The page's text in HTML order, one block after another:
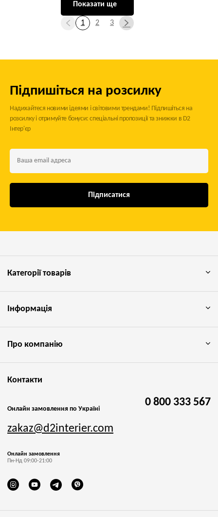
Показати ще
1 2 3
Підпишіться на розсилку
Надихайтеся новими ідеями і світовими трендами! Підпишіться на
розсилку і отримуйте бонуси: спеціальні пропозиції та знижки в D2
Інтер'єр
Підписатися
Категорії товарів
Інформація
Про компанію
Контакти
Онлайн замовлення по Україні
0 800 333 567
zakaz@d2interier.com
Онлайн замовлення
Пн-Нд 09:00-21:00